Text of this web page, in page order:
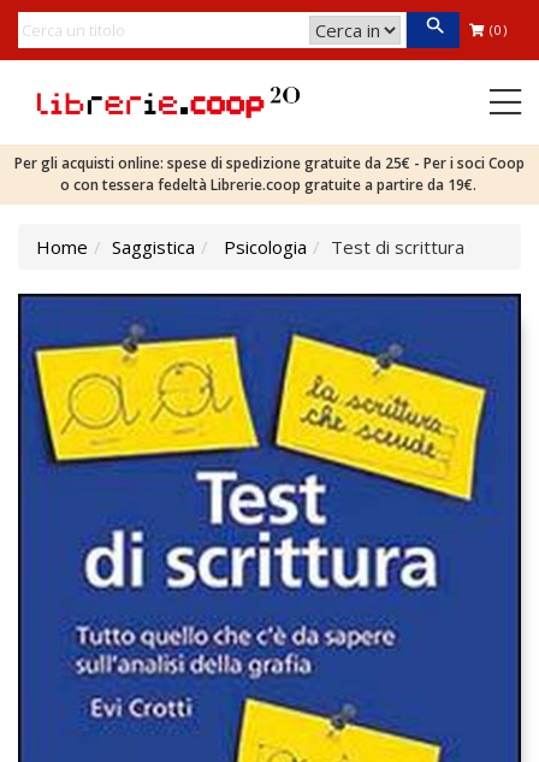
(0)
Per gli acquisti online: spese di spedizione gratuite da 25€ - Per i soci Coop
o con tessera fedeltà Librerie.coop gratuite a partire da 19€.
Home Saggistica Psicologia Test di scrittura